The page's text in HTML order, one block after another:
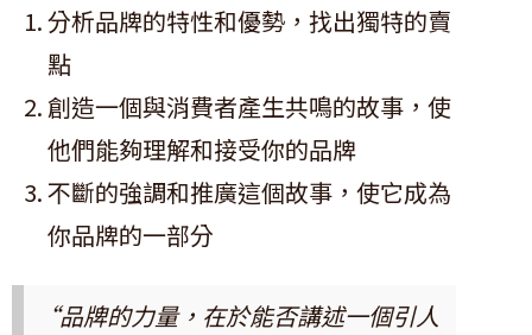
分析品牌的特性和優勢，找出獨特的賣
點
創造一個與消費者產生共鳴的故事，使
他們能夠理解和接受你的品牌
不斷的強調和推廣這個故事，使它成為
你品牌的一部分
“品牌的力量，在於能否講述一個引人